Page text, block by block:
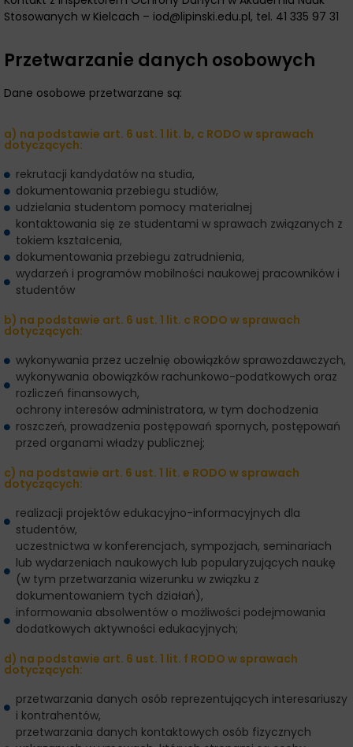
Stosowanych w Kielcach – iod@lipinski.edu.pl, tel. 41 335 97 31
Przetwarzanie danych osobowych
Dane osobowe przetwarzane są:
a) na podstawie art. 6 ust. 1 lit. b, c RODO w sprawach
dotyczących:
rekrutacji kandydatów na studia,
dokumentowania przebiegu studiów,
udzielania studentom pomocy materialnej
kontaktowania się ze studentami w sprawach związanych z
tokiem kształcenia,
dokumentowania przebiegu zatrudnienia,
wydarzeń i programów mobilności naukowej pracowników i
studentów
b) na podstawie art. 6 ust. 1 lit. c RODO w sprawach
dotyczących:
wykonywania przez uczelnię obowiązków sprawozdawczych,
wykonywania obowiązków rachunkowo-podatkowych oraz
rozliczeń finansowych,
ochrony interesów administratora, w tym dochodzenia
roszczeń, prowadzenia postępowań spornych, postępowań
przed organami władzy publicznej;
c) na podstawie art. 6 ust. 1 lit. e RODO w sprawach
dotyczących:
realizacji projektów edukacyjno-informacyjnych dla
studentów,
uczestnictwa w konferencjach, sympozjach, seminariach
lub wydarzeniach naukowych lub popularyzujących naukę
(w tym przetwarzania wizerunku w związku z
dokumentowaniem tych działań),
informowania absolwentów o możliwości podejmowania
dodatkowych aktywności edukacyjnych;
d) na podstawie art. 6 ust. 1 lit. f RODO w sprawach
dotyczących:
przetwarzania danych osób reprezentujących interesariuszy
i kontrahentów,
przetwarzania danych kontaktowych osób fizycznych